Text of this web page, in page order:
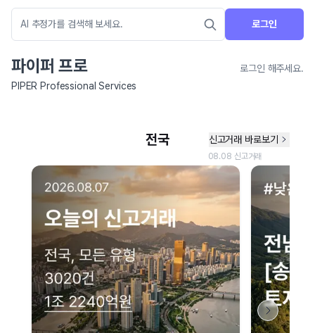
로그인
파이퍼 프로
로그인 해주세요.
PIPER Professional Services
네이버 지도 연결 안내
현재 네이버 지도 연결이 원활하지 않아 지도를 불러올 수 없습니다.
이용에 불편을 드려 죄송합니다.